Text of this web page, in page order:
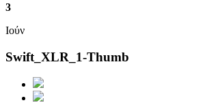
3
Ιούν
Swift_XLR_1-Thumb